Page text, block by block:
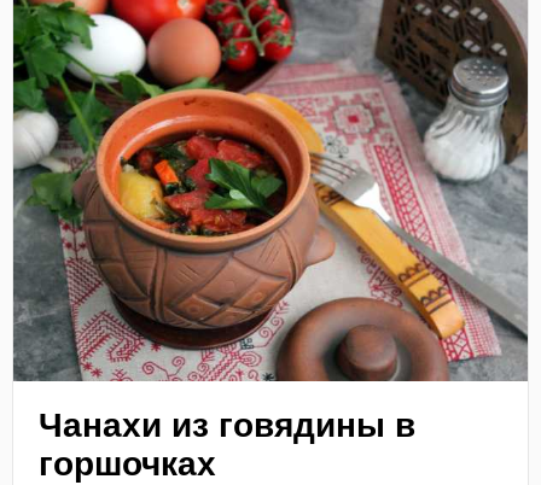
Чанахи из говядины в
горшочках